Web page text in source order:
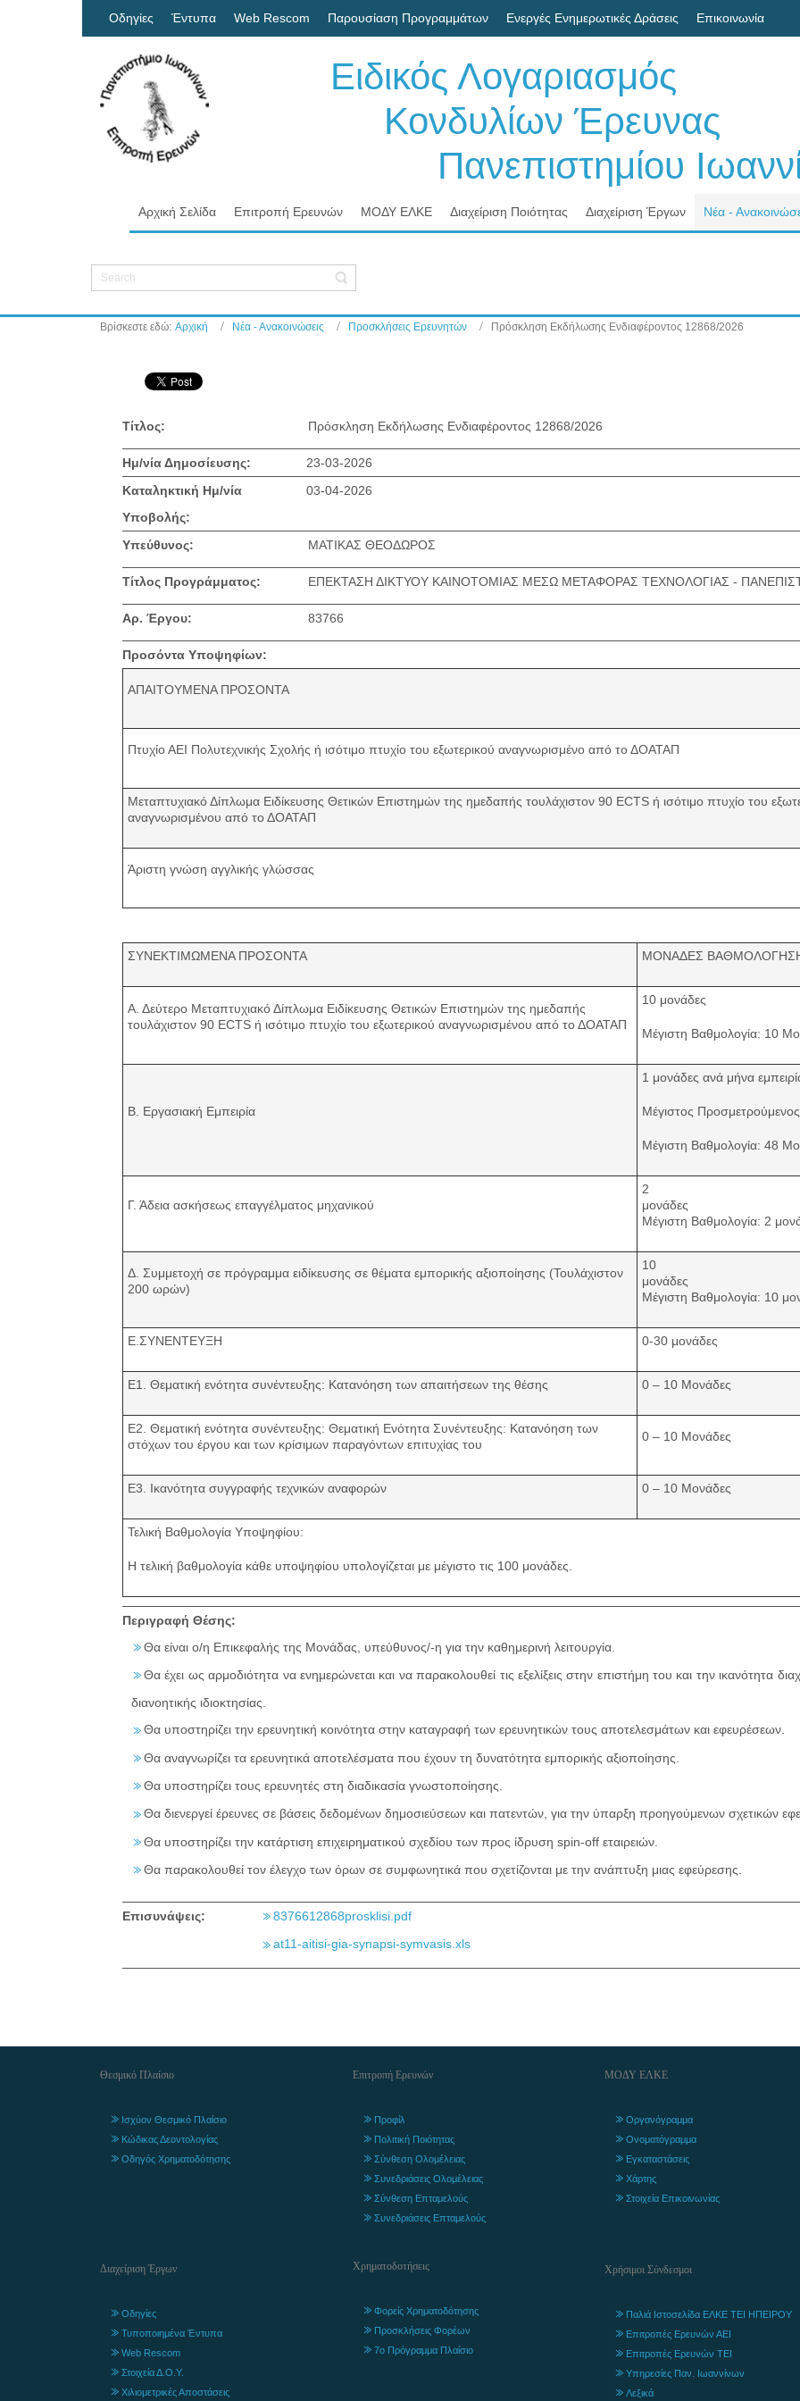
Οδηγίες Έντυπα Web Rescom Παρουσίαση Προγραμμάτων Ενεργές Ενημερωτικές Δράσεις Επικοινωνία
Ειδικός Λογαριασμός
Κονδυλίων Έρευνας
Πανεπιστημίου
Αρχική Σελίδα Επιτροπή Ερευνών ΜΟΔΥ ΕΛΚΕ Διαχείριση Ποιότητας Διαχείριση Έργων Νέα -
Βρίσκεστε εδώ: Αρχική Νέα - Ανακοινώσεις Προσκλήσεις Ερευνητών Πρόσκληση Εκδήλωσης Ενδιαφέροντος 12868/2026
Τίτλος: Πρόσκληση Εκδήλωσης Ενδιαφέροντος 12868/2026
Ημ/νία Δημοσίευσης:
23-03-2026
Καταληκτική Ημ/νία
Υποβολής:
03-04-2026
Υπεύθυνος: ΜΑΤΙΚΑΣ ΘΕΟΔΩΡΟΣ
Τίτλος Προγράμματος: ΕΠΕΚΤΑΣΗ ΔΙΚΤΥΟΥ ΚΑΙΝΟΤΟΜΙΑΣ ΜΕΣΩ ΜΕΤΑΦΟΡΑΣ ΤΕΧΝΟΛΟΓΙΑΣ -
Αρ. Έργου: 83766
Προσόντα Υποψηφίων:
ΑΠΑΙΤΟΥΜΕΝΑ ΠΡΟΣΟΝΤΑ
Πτυχίο ΑΕΙ Πολυτεχνικής Σχολής ή ισότιμο πτυχίο του εξωτερικού αναγνωρισμένο από το ΔΟΑΤΑΠ
Μεταπτυχιακό Δίπλωμα Ειδίκευσης Θετικών Επιστημών της ημεδαπής τουλάχιστον 90 ECTS ή ισότιμο πτυχίο του
αναγνωρισμένου από το ΔΟΑΤΑΠ
Άριστη γνώση αγγλικής γλώσσας
ΣΥΝΕΚΤΙΜΩΜΕΝΑ ΠΡΟΣΟΝΤΑ ΜΟΝΑΔΕΣ
Α. Δεύτερο Μεταπτυχιακό Δίπλωμα Ειδίκευσης Θετικών Επιστημών της ημεδαπής
τουλάχιστον 90 ECTS ή ισότιμο πτυχίο του εξωτερικού αναγνωρισμένου από το ΔΟΑΤΑΠ
10 μονάδες
Μέγιστη Βαθμολογία: 10
Β. Εργασιακή Εμπειρία
1 μονάδες ανά μήνα
Μέγιστος
Μέγιστη Βαθμολογία: 48
Γ. Άδεια ασκήσεως επαγγέλματος μηχανικού
2
Μέγιστη Βαθμολογία: 2
Δ. Συμμετοχή σε πρόγραμμα ειδίκευσης σε θέματα εμπορικής αξιοποίησης (Τουλάχιστον
200 ωρών)
10
Μέγιστη Βαθμολογία: 10
Ε.ΣΥΝΕΝΤΕΥΞΗ 0-30 μονάδες
Ε1. Θεματική ενότητα συνέντευξης: Κατανόηση των απαιτήσεων της θέσης 0 – 10 Μονάδες
Ε2. Θεματική ενότητα συνέντευξης: Θεματική Ενότητα Συνέντευξης: Κατανόηση των
στόχων του έργου και των κρίσιμων παραγόντων επιτυχίας του
0 – 10 Μονάδες
Ε3. Ικανότητα συγγραφής τεχνικών αναφορών 0 – 10 Μονάδες
Τελική Βαθμολογία Υποψηφίου:
Η τελική βαθμολογία κάθε υποψηφίου υπολογίζεται με μέγιστο τις 100 μονάδες.
Περιγραφή Θέσης:
Θα είναι ο/η Επικεφαλής της Μονάδας, υπεύθυνος/-η για την καθημερινή λειτουργία.
Θα έχει ως αρμοδιότητα να ενημερώνεται και να παρακολουθεί τις εξελίξεις στην επιστήμη του και την ικανότητα
διανοητικής ιδιοκτησίας.
Θα υποστηρίζει την ερευνητική κοινότητα στην καταγραφή των ερευνητικών τους αποτελεσμάτων και εφευρέσεων.
Θα αναγνωρίζει τα ερευνητικά αποτελέσματα που έχουν τη δυνατότητα εμπορικής αξιοποίησης.
Θα υποστηρίζει τους ερευνητές στη διαδικασία γνωστοποίησης.
Θα διενεργεί έρευνες σε βάσεις δεδομένων δημοσιεύσεων και πατεντών, για την ύπαρξη προηγούμενων σχετικών
Θα υποστηρίζει την κατάρτιση επιχειρηματικού σχεδίου των προς ίδρυση spin-off εταιρειών.
Θα παρακολουθεί τον έλεγχο των όρων σε συμφωνητικά που σχετίζονται με την ανάπτυξη μιας εφεύρεσης.
Επισυνάψεις:
8376612868prosklisi.pdf
at11-aitisi-gia-synapsi-symvasis.xls
Θεσμικό Πλαίσιο
Ισχύον Θεσμικό Πλαίσιο
Κώδικας Δεοντολογίας
Οδηγός Χρηματοδότησης
Διαχείριση Έργων
Οδηγίες
Τυποποιημένα Έντυπα
Web Rescom
Στοιχεία Δ.Ο.Υ.
Χιλιομετρικές Αποστάσεις
Επιτροπή Ερευνών
Προφίλ
Πολιτική Ποιότητας
Σύνθεση Ολομέλειας
Συνεδριάσεις Ολομέλειας
Σύνθεση Επταμελούς
Συνεδριάσεις Επταμελούς
Χρηματοδοτήσεις
Φορείς Χρηματοδότησης
Προσκλήσεις Φορέων
7ο Πρόγραμμα Πλαίσιο
ΜΟΔΥ ΕΛΚΕ
Οργανόγραμμα
Ονοματόγραμμα
Εγκαταστάσεις
Χάρτης
Στοιχεία Επικοινωνίας
Χρήσιμοι Σύνδεσμοι
Παλιά Ιστοσελίδα ΕΛΚΕ ΤΕΙ ΗΠΕΙΡΟΥ
Επιτροπές Ερευνών ΑΕΙ
Επιτροπές Ερευνών ΤΕΙ
Υπηρεσίες Παν. Ιωαννίνων
Λεξικά